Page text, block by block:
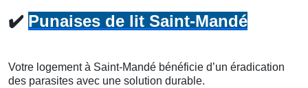
✔️ Punaises de lit Saint-Mandé
Votre logement à Saint-Mandé bénéficie d’un éradication
des parasites avec une solution durable.